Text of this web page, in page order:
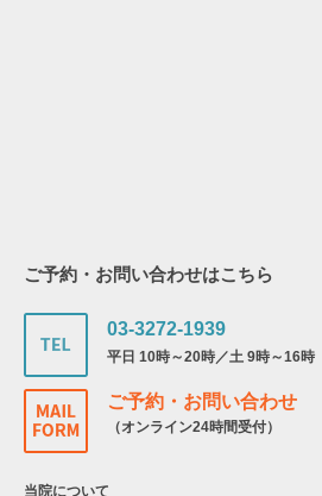
ご予約・お問い合わせはこちら
03-3272-1939
平日 10時～20時／土 9時～16時
ご予約・お問い合わせ
（オンライン24時間受付）
当院について